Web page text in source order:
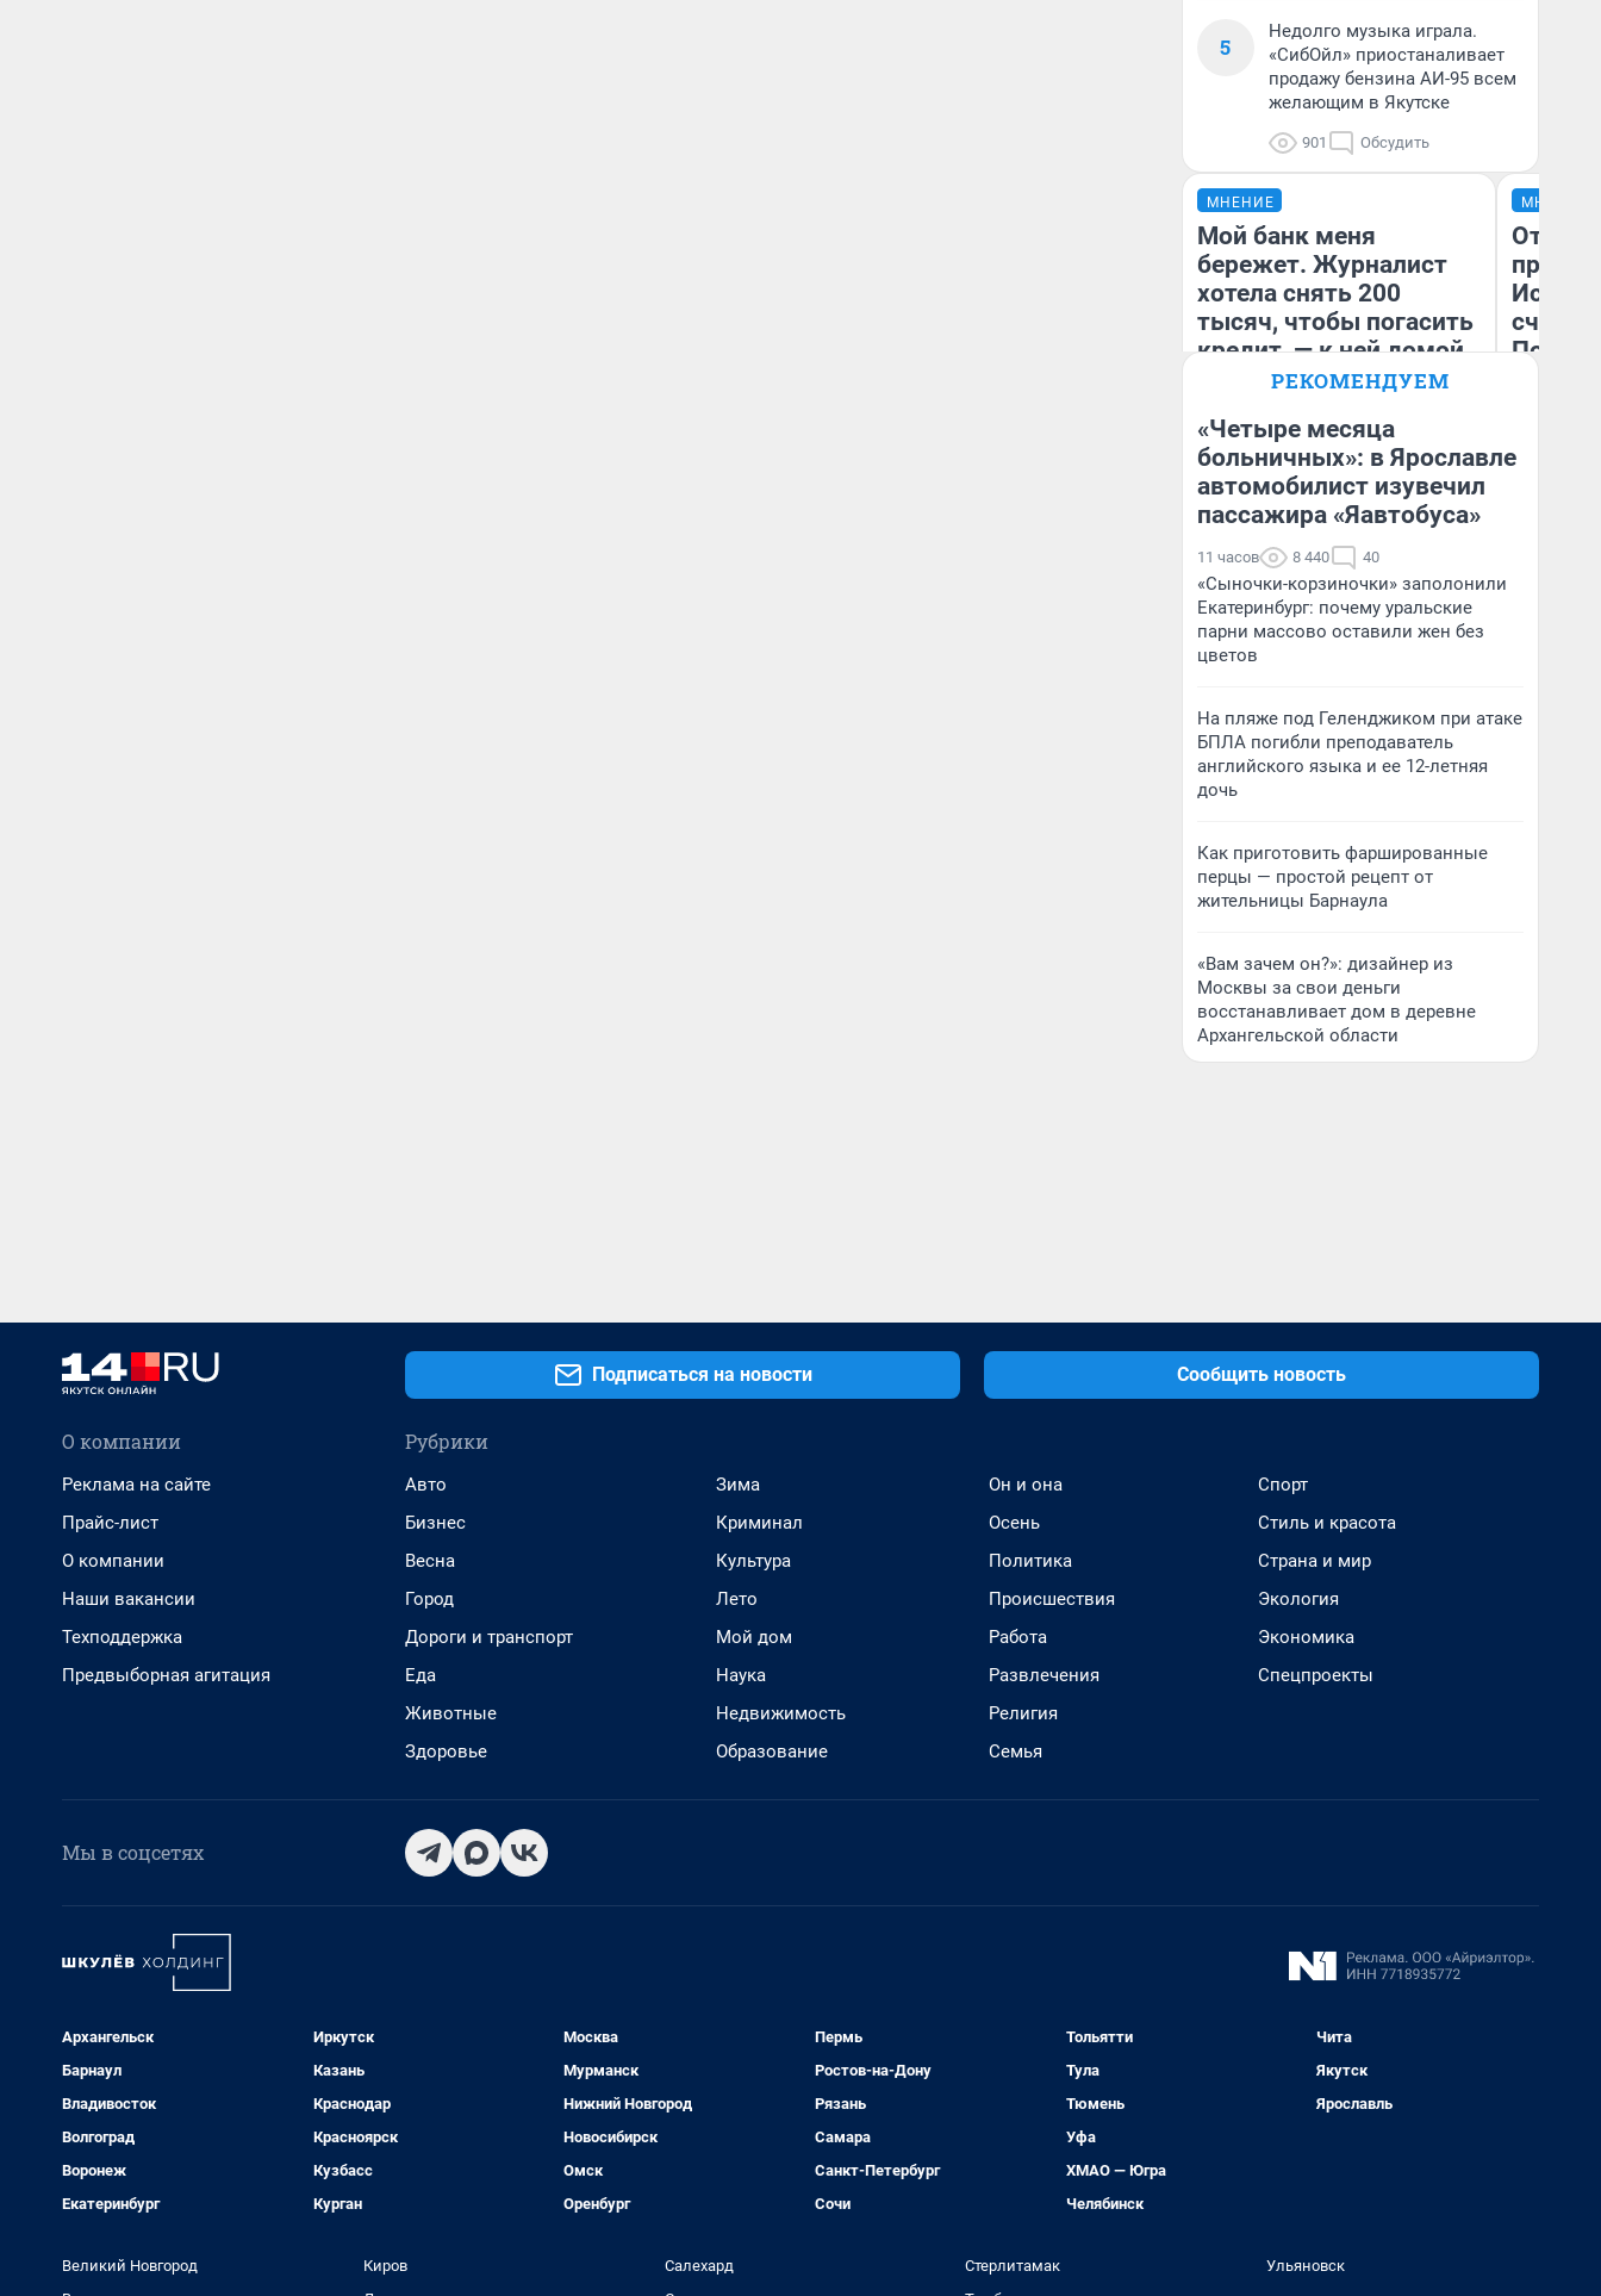
5
Недолго музыка играла.
«СибОйл» приостаналивает
продажу бензина АИ-95 всем
желающим в Якутске
901 Обсудить
МНЕНИЕ
Мой банк меня
бережет. Журналист
хотела снять 200
тысяч, чтобы погасить
кредит, — к ней домой
приехала служба
Ксения Владимирская
Автор мнения
МНЕНИЕ
РЕКОМЕНДУЕМ
«Четыре месяца
больничных»: в Ярославле
автомобилист изувечил
пассажира «Яавтобуса»
11 часов 8 440 40
«Сыночки-корзиночки» заполонили
Екатеринбург: почему уральские
парни массово оставили жен без
цветов
На пляже под Геленджиком при атаке
БПЛА погибли преподаватель
английского языка и ее 12-летняя
дочь
Как приготовить фаршированные
перцы — простой рецепт от
жительницы Барнаула
«Вам зачем он?»: дизайнер из
Москвы за свои деньги
восстанавливает дом в деревне
Архангельской области
Подписаться на новости Сообщить новость
О компании
Реклама на сайте
Прайс-лист
О компании
Наши вакансии
Техподдержка
Предвыборная агитация
Рубрики
Авто
Бизнес
Весна
Город
Дороги и транспорт
Еда
Животные
Здоровье
Зима
Криминал
Культура
Лето
Мой дом
Наука
Недвижимость
Образование
Он и она
Осень
Политика
Происшествия
Работа
Развлечения
Религия
Семья
Спорт
Стиль и красота
Страна и мир
Экология
Экономика
Спецпроекты
Мы в соцсетях
Архангельск
Барнаул
Владивосток
Волгоград
Воронеж
Екатеринбург
Иркутск
Казань
Краснодар
Красноярск
Кузбасс
Курган
Москва
Мурманск
Нижний Новгород
Новосибирск
Омск
Оренбург
Пермь
Ростов-на-Дону
Рязань
Самара
Санкт-Петербург
Сочи
Тольятти
Тула
Тюмень
Уфа
ХМАО — Югра
Челябинск
Чита
Якутск
Ярославль
Великий Новгород
Киров
Салехард
Стерлитамак
Ульяновск